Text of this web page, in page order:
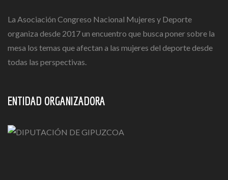
La Asociación Congreso Nacional Mujeres y Deporte
organiza desde 2017 un encuentro que busca poner sobre la
mesa los temas que afectan a las mujeres del deporte desde
todas las perspectivas.
ENTIDAD ORGANIZADORA